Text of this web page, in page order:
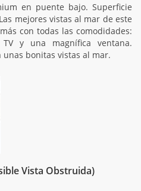
en puente bajo. Superficie
mejores vistas al mar de este
con todas las comodidades:
y una magnífica ventana.
unas bonitas vistas al mar.
Vista Obstruida)